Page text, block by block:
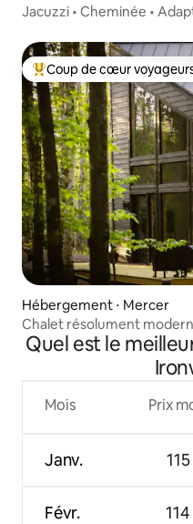
Jacuzzi • Cheminée •
Coups de cœur voyageurs
Coup de cœur
Hébergement ⋅ Mercer
Chalet résolument
Northwoods
Quel est le
Mois
Janv.
Févr.
Prix